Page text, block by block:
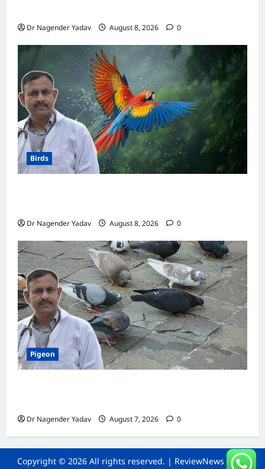
Dr Nagender Yadav August 8, 2026 0
Birds
Dr Nagender Yadav August 8, 2026 0
Pigeon
Dr Nagender Yadav August 7, 2026 0
Copyright © 2026 All rights reserved. | ReviewNews by AF